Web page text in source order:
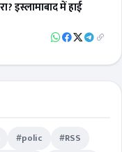
इस्लामाबाद में हाई
#polic
#RSS